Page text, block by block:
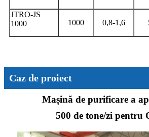
JTRO-JS
1000
1000 0,8-1,6
Caz de proiect
Mașină de purificare a
500 de tone/zi pentru